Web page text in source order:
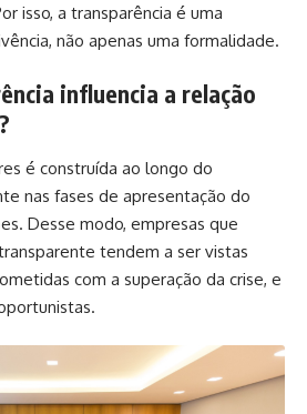
isso, a transparência é uma
não apenas uma formalidade.
influencia a relação
é construída ao longo do
nas fases de apresentação do
Desse modo, empresas que
tendem a ser vistas
com a superação da crise, e